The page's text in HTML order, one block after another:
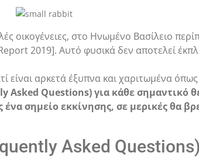
οικογένειες, στο Ηνωμένο Βασίλειο
2019]. Αυτό φυσικά δεν αποτελεί
είναι αρκετά έξυπνα και χαριτωμένα
Asked Questions) για κάθε σημαντικό
σημείο εκκίνησης, σε μερικές θα
Asked Questions)